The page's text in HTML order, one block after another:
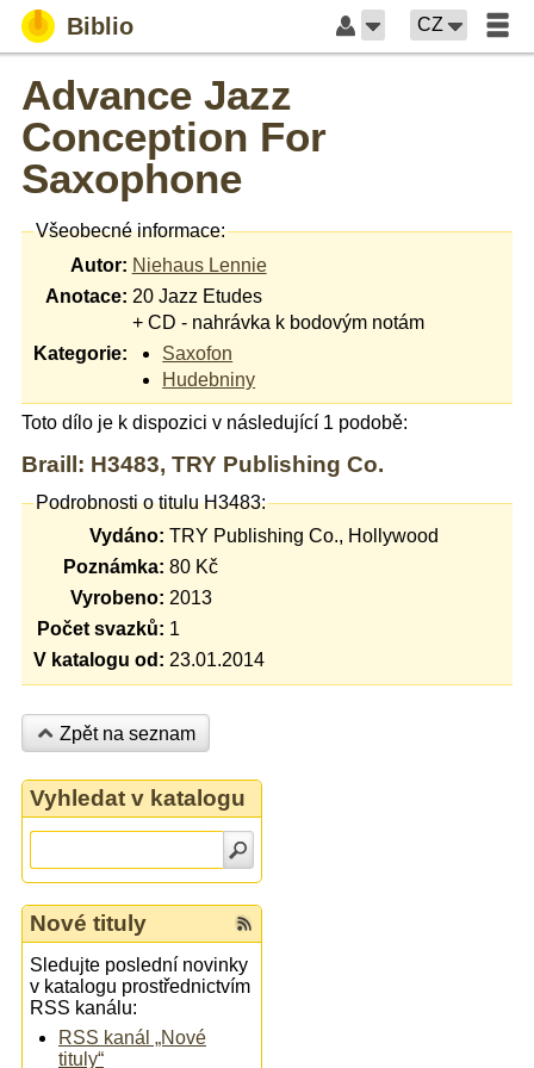
Biblio CZ
Advance Jazz
Conception For
Saxophone
Všeobecné informace:
Autor: Niehaus Lennie
Anotace: 20 Jazz Etudes
+ CD - nahrávka k bodovým notám
Kategorie:
Saxofon
Hudebniny
Toto dílo je k dispozici v následující 1 podobě:
Braill: H3483, TRY Publishing Co.
Podrobnosti o titulu H3483:
Vydáno: TRY Publishing Co., Hollywood
Poznámka: 80 Kč
Vyrobeno: 2013
Počet svazků: 1
V katalogu od: 23.01.2014
Zpět na seznam
Vyhledat v katalogu
Nové tituly
Sledujte poslední novinky
v katalogu prostřednictvím
RSS kanálu:
RSS kanál „Nové
tituly“